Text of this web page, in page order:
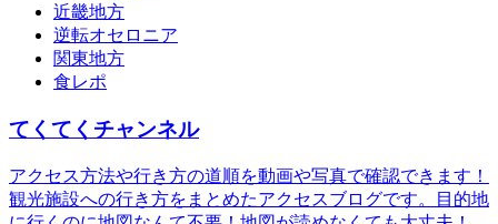
近畿地方
逆転オセロニア
関東地方
食レポ
てくてくチャンネル
アクセス方法や行き方の道順を動画や写真で確認できます！
観光施設への行き方をまとめたアクセスブログです。目的地